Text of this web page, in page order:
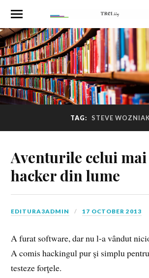
TAG: STEVE
Aventurile celui
hacker din lume
EDITURA3ADMIN 17 OCTOBER 2013
A furat software, dar nu l-a vândut
A comis hackingul pur şi simplu
testeze forţele.